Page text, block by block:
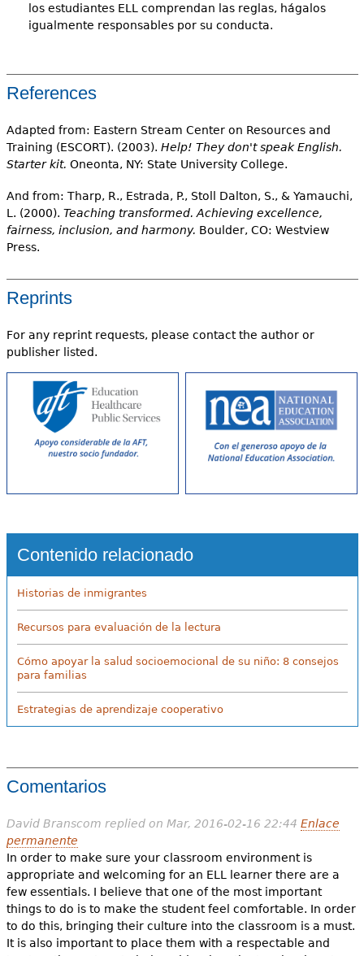
los estudiantes ELL comprendan las reglas, hágalos
igualmente responsables por su conducta.
References
Adapted from: Eastern Stream Center on Resources and
Training (ESCORT). (2003). Help! They don't speak English.
Starter kit. Oneonta, NY: State University College.
And from: Tharp, R., Estrada, P., Stoll Dalton, S., & Yamauchi,
L. (2000). Teaching transformed. Achieving excellence,
fairness, inclusion, and harmony. Boulder, CO: Westview
Press.
Reprints
For any reprint requests, please contact the author or
publisher listed.
Contenido relacionado
Historias de inmigrantes
Recursos para evaluación de la lectura
Cómo apoyar la salud socioemocional de su niño: 8 consejos
para familias
Estrategias de aprendizaje cooperativo
Comentarios
David Branscom replied on Mar, 2016-02-16 22:44 Enlace
permanente
In order to make sure your classroom environment is
appropriate and welcoming for an ELL learner there are a
few essentials. I believe that one of the most important
things to do is to make the student feel comfortable. In order
to do this, bringing their culture into the classroom is a must.
It is also important to place them with a respectable and